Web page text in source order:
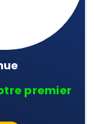
premier